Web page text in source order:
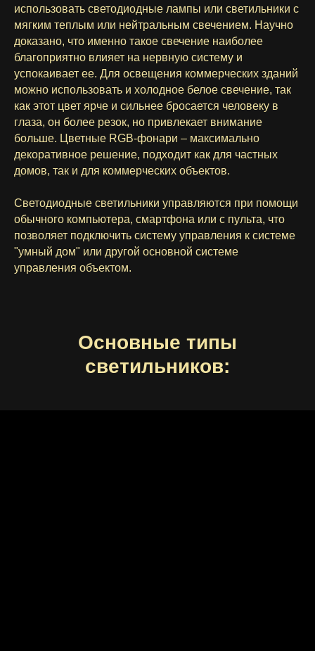
использовать светодиодные лампы или светильники с
мягким теплым или нейтральным свечением. Научно
доказано, что именно такое свечение наиболее
благоприятно влияет на нервную систему и
успокаивает ее. Для освещения коммерческих зданий
можно использовать и холодное белое свечение, так
как этот цвет ярче и сильнее бросается человеку в
глаза, он более резок, но привлекает внимание
больше. Цветные RGB-фонари – максимально
декоративное решение, подходит как для частных
домов, так и для коммерческих объектов.
Светодиодные светильники управляются при помощи
обычного компьютера, смартфона или с пульта, что
позволяет подключить систему управления к системе
"умный дом" или другой основной системе
управления объектом.
Основные типы
светильников: